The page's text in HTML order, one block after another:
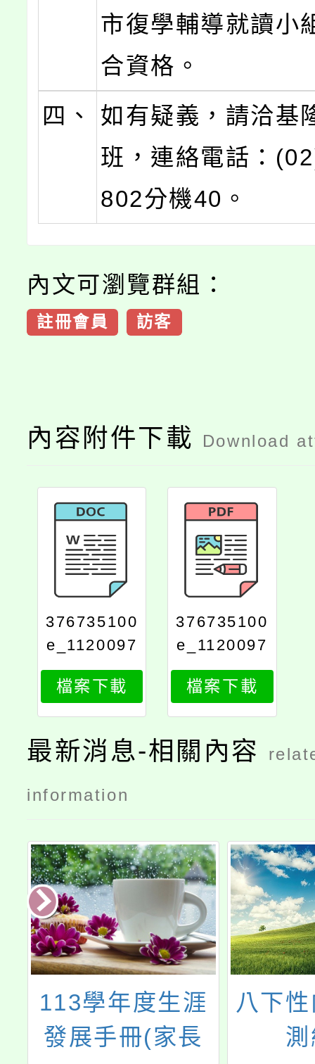
市復學輔導就讀小
合資格。
四、
如有疑義，請洽基
班，連絡電話：
802分機40。
內文可瀏覽群組：
註冊會員 訪客
內容附件下載 Download
376735100
e_1120097
955_attach
1
檔案下載
376735100
e_1120097
955_print
檔案下載
最新消息-相關內容
information
八下性向測驗補
測網址
「臺
第一